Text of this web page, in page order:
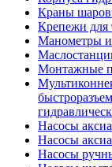
Краны
Крепежи для
Манометры
Монтажные
Насосы
Насосы
Насосы